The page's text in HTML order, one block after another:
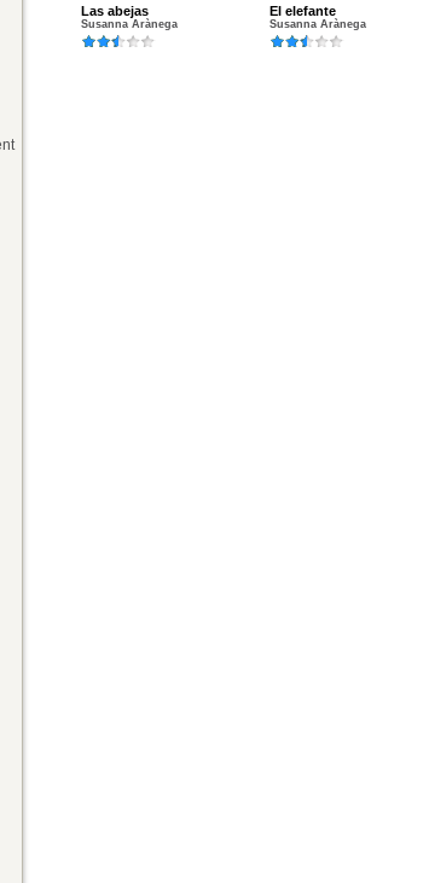
Las abejas
Susanna Arànega
El elefante
Susanna Arànega